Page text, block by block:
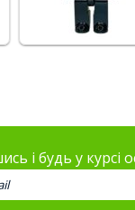
і будь у курсі